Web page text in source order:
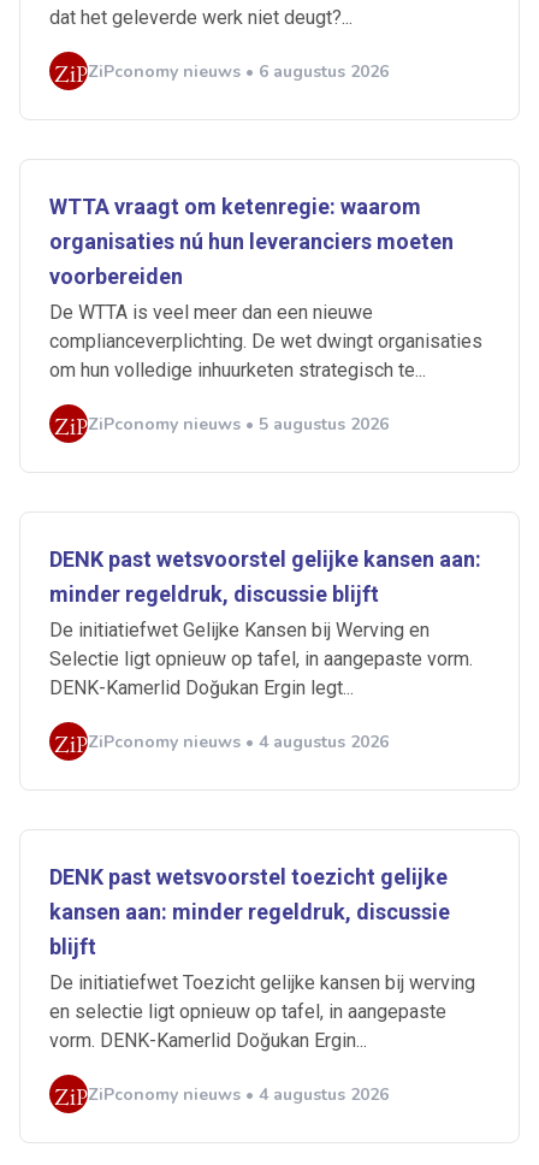
dat het geleverde werk niet deugt?...
ZiPconomy nieuws • 6 augustus 2026
WTTA vraagt om ketenregie: waarom
organisaties nú hun leveranciers moeten
voorbereiden
De WTTA is veel meer dan een nieuwe
complianceverplichting. De wet dwingt organisaties
om hun volledige inhuurketen strategisch te...
ZiPconomy nieuws • 5 augustus 2026
DENK past wetsvoorstel gelijke kansen aan:
minder regeldruk, discussie blijft
De initiatiefwet Gelijke Kansen bij Werving en
Selectie ligt opnieuw op tafel, in aangepaste vorm.
DENK-Kamerlid Doğukan Ergin legt...
ZiPconomy nieuws • 4 augustus 2026
DENK past wetsvoorstel toezicht gelijke
kansen aan: minder regeldruk, discussie
blijft
De initiatiefwet Toezicht gelijke kansen bij werving
en selectie ligt opnieuw op tafel, in aangepaste
vorm. DENK-Kamerlid Doğukan Ergin...
ZiPconomy nieuws • 4 augustus 2026